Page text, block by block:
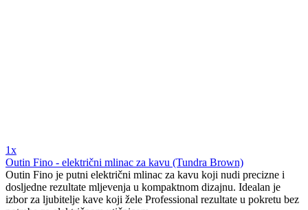
1x
Outin Fino - električni mlinac za kavu (Tundra Brown)
Outin Fino je putni električni mlinac za kavu koji nudi precizne i
dosljedne rezultate mljevenja u kompaktnom dizajnu. Idealan je
izbor za ljubitelje kave koji žele Professional rezultate u pokretu bez